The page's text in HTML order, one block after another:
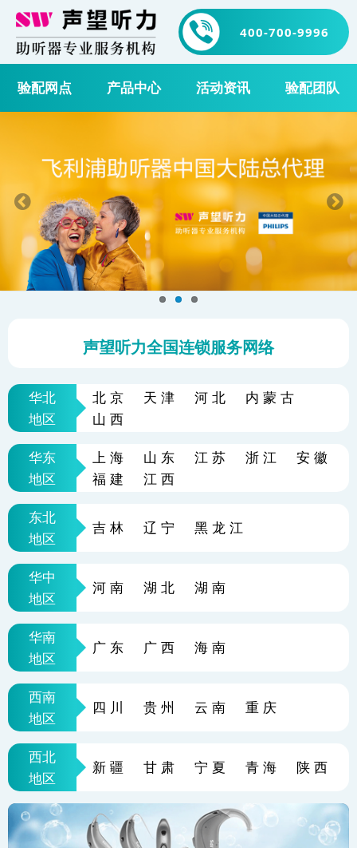
400-700-9996
验配网点 产品中心 活动资讯 验配团队
声望听力全国连锁服务网络
华北 北京 天津 河北
内蒙古
山西
地区
华东 上海 山东 江苏 浙江
安徽
福建
江西
地区
东北
吉林 辽宁 黑龙江
地区
华中
河南 湖北 湖南
地区
华南
广东 广西 海南
地区
西南
四川 贵州 云南 重庆
地区
西北
新疆 甘肃 宁夏 青海 陕西
地区